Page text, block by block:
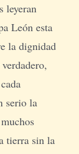
leyeran
León esta
la dignidad
serio la
tierra sin la